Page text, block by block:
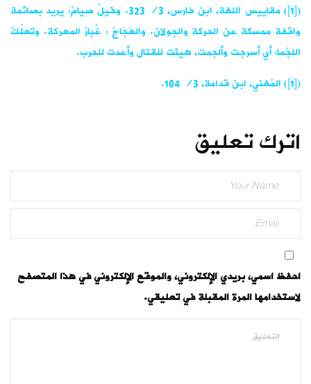
([1]) مقاييس اللغة، ابن فارس، 3/ 323. وخَيلٌ صِيامٌ: يريد بصائمة
واقفة ممسكة عن الحركة والجولان. والعَجَاجُ : غُبارُ المعركة. وتَعلُكُ
اللجُما: أي أسرجت وألجمت، هيئت للقتال وأعدت للحرب.
([1]) المُغني، ابن قدامة، 3/ 104.
اترك تعليق
احفظ اسمي، بريدي الإلكتروني، والموقع الإلكتروني في هذا المتصفح
لاستخدامها المرة المقبلة في تعليقي.